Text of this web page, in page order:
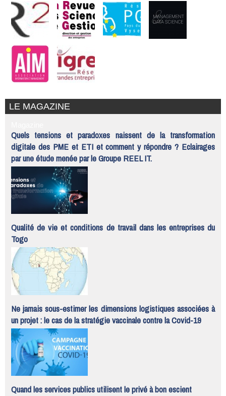
LE MAGAZINE
Quels tensions et paradoxes naissent de la transformation
digitale des PME et ETI et comment y répondre ? Eclairages
par une étude menée par le Groupe REEL IT.
Qualité de vie et conditions de travail dans les entreprises du
Togo
Ne jamais sous-estimer les dimensions logistiques associées à
un projet : le cas de la stratégie vaccinale contre la Covid-19
Quand les services publics utilisent le privé à bon escient